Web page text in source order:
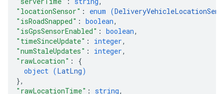
"locationSensor" : enum (
"isRoadSnapped" : boolean,
"isGpsSensorEnabled" : boolean,
"timeSinceUpdate" : integer,
"numStaleUpdates" : integer,
"rawLocation" : {
object (LatLng)
},
"rawLocationTime" : string,